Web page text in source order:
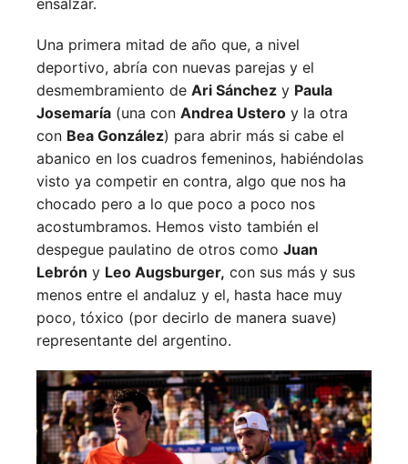
Una primera mitad de año que, a nivel
deportivo, abría con nuevas parejas y el
desmembramiento de Ari Sánchez y Paula
Josemaría (una con Andrea Ustero y la otra
con Bea González) para abrir más si cabe el
abanico en los cuadros femeninos, habiéndolas
visto ya competir en contra, algo que nos ha
chocado pero a lo que poco a poco nos
acostumbramos. Hemos visto también el
despegue paulatino de otros como Juan
Lebrón y Leo Augsburger, con sus más y sus
menos entre el andaluz y el, hasta hace muy
poco, tóxico (por decirlo de manera suave)
representante del argentino.